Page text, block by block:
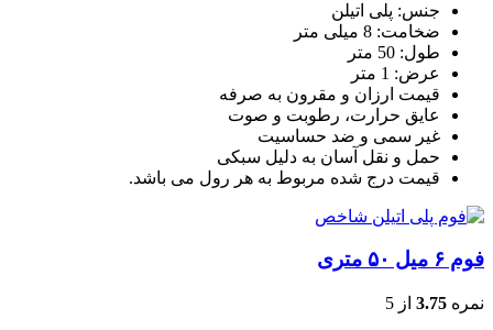
جنس: پلی اتیلن
ضخامت: 8 میلی متر
طول: 50 متر
عرض: 1 متر
قیمت ارزان و مقرون به صرفه
عایق حرارت، رطوبت و صوت
غیر سمی و ضد حساسیت
حمل و نقل آسان به دلیل سبکی
قیمت درج شده مربوط به هر رول می باشد.
فوم ۶ میل ۵۰ متری
نمره 3.75 از 5